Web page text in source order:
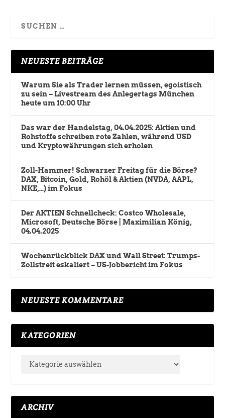
NEUESTE BEITRÄGE
Warum Sie als Trader lernen müssen, egoistisch
zu sein – Livestream des Anlegertags München
heute um 10:00 Uhr
Das war der Handelstag, 04.04.2025: Aktien und
Rohstoffe schreiben rote Zahlen, während USD
und Kryptowährungen sich erholen
Zoll-Hammer! Schwarzer Freitag für die Börse?
DAX, Bitcoin, Gold, Rohöl & Aktien (NVDA, AAPL,
NKE,…) im Fokus
Der AKTIEN Schnellcheck: Costco Wholesale,
Microsoft, Deutsche Börse | Maximilian König,
04.04.2025
Wochenrückblick DAX und Wall Street: Trumps-
Zollstreit eskaliert – US-Jobbericht im Fokus
NEUESTE KOMMENTARE
KATEGORIEN
ARCHIV